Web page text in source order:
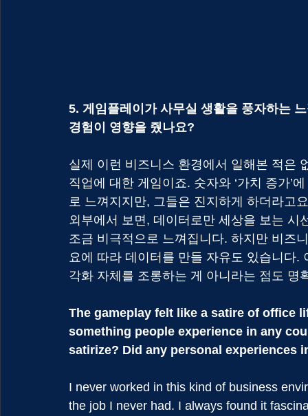
5. 게임플레이가 사무실 생활을 풍자하는
경험이 영향을 줬나요?
실제 이런 비즈니스 환경에서 일해본 적은
직업에 대한 게임이죠. 숫자와 ‘가치 증가’
로 느껴지지만, 그들은 진지하게 하더라고
외부에서 보면, 데이터로만 세상을 보는
조금 비극적으로 느껴집니다. 하지만 비즈
요에 따라 데이터를 만들 자유도 있습니다
각화 자체를 조롱하는 게 아니라는 점도 명
The gameplay felt like a satire of office
something people experience in any
satirize? Did any personal experiences
I never worked in this kind of business
the job I never had. I always found it